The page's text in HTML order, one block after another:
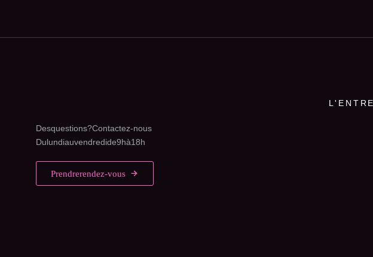
Des questions ? Contactez-nous
Du lundi au vendredi de 9h à 18h
Prendre rendez-vous